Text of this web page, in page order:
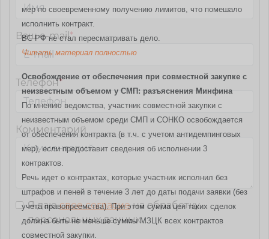
мер по своевременному получению лимитов, что помешало
исполнить контракт.
ВС РФ не стал пересматривать дело.
Читать материал полностью
Освобождение от обеспечения при совместной закупке с
неизвестным объемом у СМП: разъяснения Минфина
По мнению ведомства, участник совместной закупки с
неизвестным объемом среди СМП и СОНКО освобождается
от обеспечения контракта (в т.ч. с учетом антидемпинговых
мер), если предоставит сведения об исполнении 3
контрактов.
Речь идет о контрактах, которые участник исполнил без
штрафов и пеней в течение 3 лет до даты подачи заявки (без
учета правопреемства). При этом сумма цен таких сделок
должна быть не меньше суммы МЗЦК всех контрактов
совместной закупки.
Ваш e-mail*
Телефон*
Комментарий
Я даюсвое согласиена обработку
персональных данных